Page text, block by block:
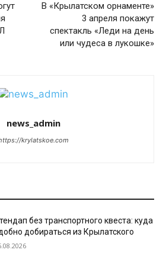
В «Крылатском орнаменте»
3 апреля покажут
спектакль «Леди на день
или чудеса в лукошке»
news_admin
krylatskoe.com
без транспортного квеста: куда
добираться из Крылатского